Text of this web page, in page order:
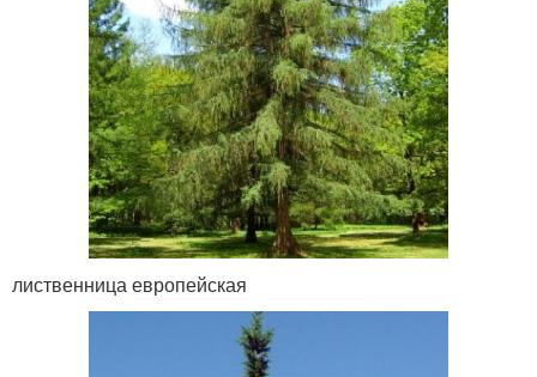
лиственница европейская